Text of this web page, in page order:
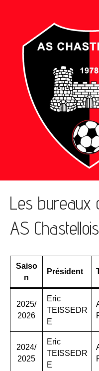
Les bureaux
AS
Saiso
n
Président
2025/
2026
Eric
TEISSEDR
E
2024/
2025
Eric
TEISSEDR
E